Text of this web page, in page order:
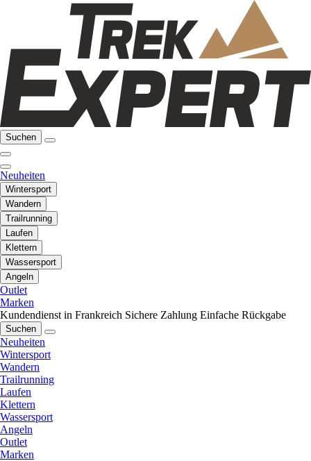
Suchen
Neuheiten
Wintersport
Wandern
Trailrunning
Laufen
Klettern
Wassersport
Angeln
Outlet
Marken
Kundendienst in Frankreich Sichere Zahlung Einfache Rückgabe
Suchen
Neuheiten
Wintersport
Wandern
Trailrunning
Laufen
Klettern
Wassersport
Angeln
Outlet
Marken